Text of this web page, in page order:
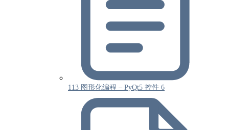
113 图形化编程 – PyQt5 控件 6